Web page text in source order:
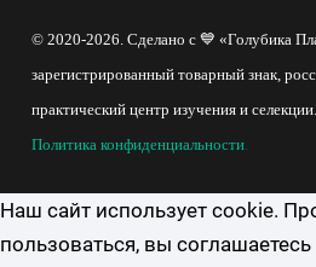
© 2020-2026. Сделано с 💙 «Голубика
зарегистрированный товарный знак,
практический центр изучения и
Политика конфиденциальности.
Наш сайт использует cookie.
пользоваться, вы соглашаетесь